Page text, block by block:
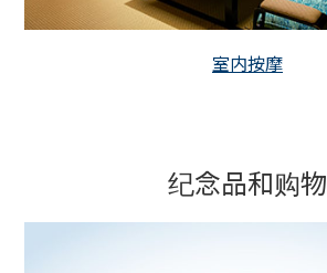
室内按摩
纪念品和购物